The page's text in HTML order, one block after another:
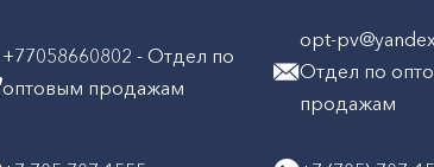
+77058660802 - Отдел по
оптовым продажам
opt-
Отдел по
продажам